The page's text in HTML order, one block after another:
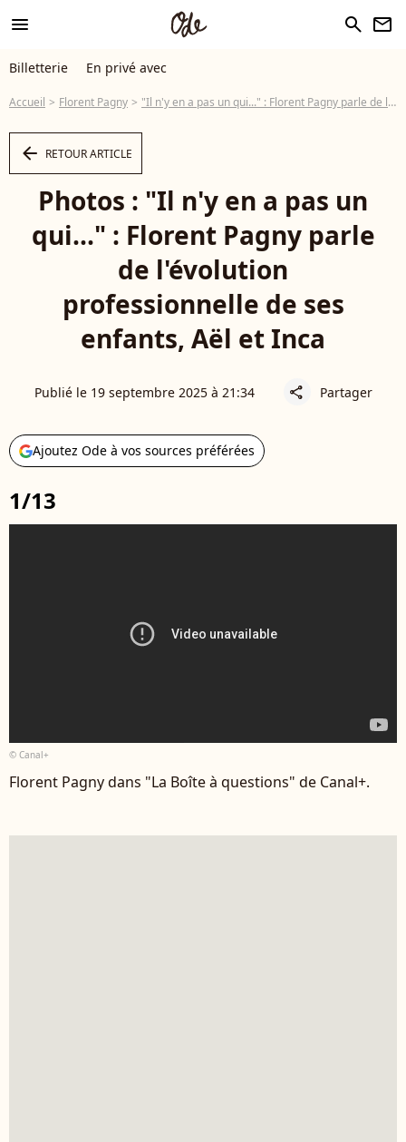
menu search newsletter
Billetterie En privé avec
Accueil Florent Pagny "Il n'y en a pas un qui..." : Florent Pagny parle de l'évolution professionnelle de ses enfants, Aël et Inca
arrow_left RETOUR ARTICLE
Photos : "Il n'y en a pas un
qui..." : Florent Pagny parle
de l'évolution
professionnelle de ses
enfants, Aël et Inca
Publié le 19 septembre 2025 à 21:34 share Partager
Ajoutez Ode à vos sources préférées
1/13
© Canal+
Florent Pagny dans "La Boîte à questions" de Canal+.